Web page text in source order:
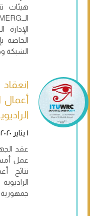
هيئات
الإدارة
الخاصة
الشبكة
أعمال
الراديوية
١ يناير ٢٠٢٠
عقد
عمل أمس
نتائج
جمهورية